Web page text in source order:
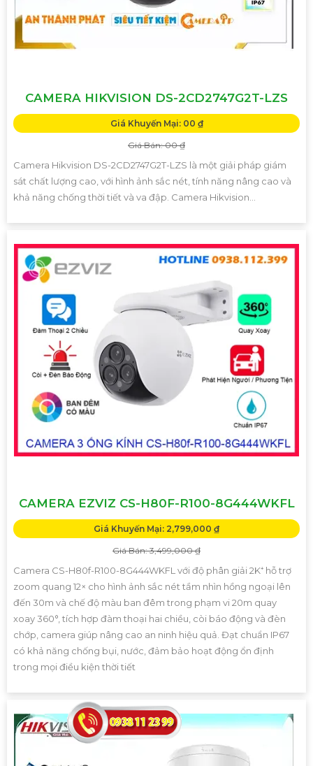
CAMERA HIKVISION DS-2CD2747G2T-LZS
Giá Khuyến Mại: 00 ₫
Giá Bán: 00 ₫
Camera Hikvision DS-2CD2747G2T-LZS là một giải pháp giám
sát chất lượng cao, với hình ảnh sắc nét, tính năng nâng cao và
khả năng chống thời tiết và va đập. Camera Hikvision...
CAMERA EZVIZ CS-H80F-R100-8G444WKFL
Giá Khuyến Mại: 2,799,000 ₫
Giá Bán: 3,499,000 ₫
Camera CS-H80f-R100-8G444WKFL với độ phân giải 2K⁺ hỗ trợ
zoom quang 12× cho hình ảnh sắc nét tầm nhìn hồng ngoại lên
đến 30m và chế độ màu ban đêm trong phạm vi 20m quay
xoay 360°, tích hợp đàm thoại hai chiều, còi báo động và đèn
chớp, camera giúp nâng cao an ninh hiệu quả. Đạt chuẩn IP67
có khả năng chống bụi, nước, đảm bảo hoạt động ổn định
trong mọi điều kiện thời tiết